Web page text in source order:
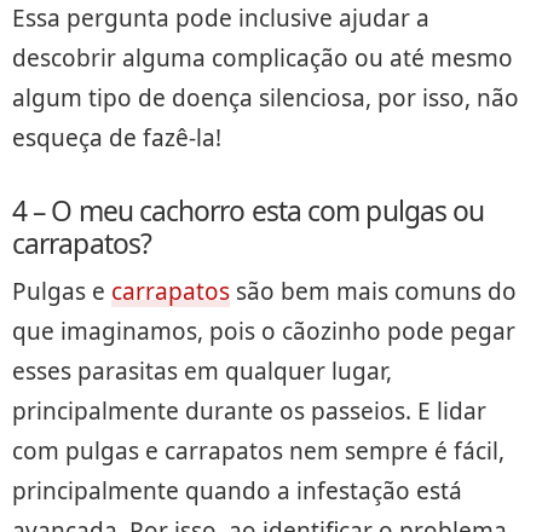
Essa pergunta pode inclusive ajudar a
descobrir alguma complicação ou até mesmo
algum tipo de doença silenciosa, por isso, não
esqueça de fazê-la!
4 – O meu cachorro esta com pulgas ou
carrapatos?
Pulgas e carrapatos são bem mais comuns do
que imaginamos, pois o cãozinho pode pegar
esses parasitas em qualquer lugar,
principalmente durante os passeios. E lidar
com pulgas e carrapatos nem sempre é fácil,
principalmente quando a infestação está